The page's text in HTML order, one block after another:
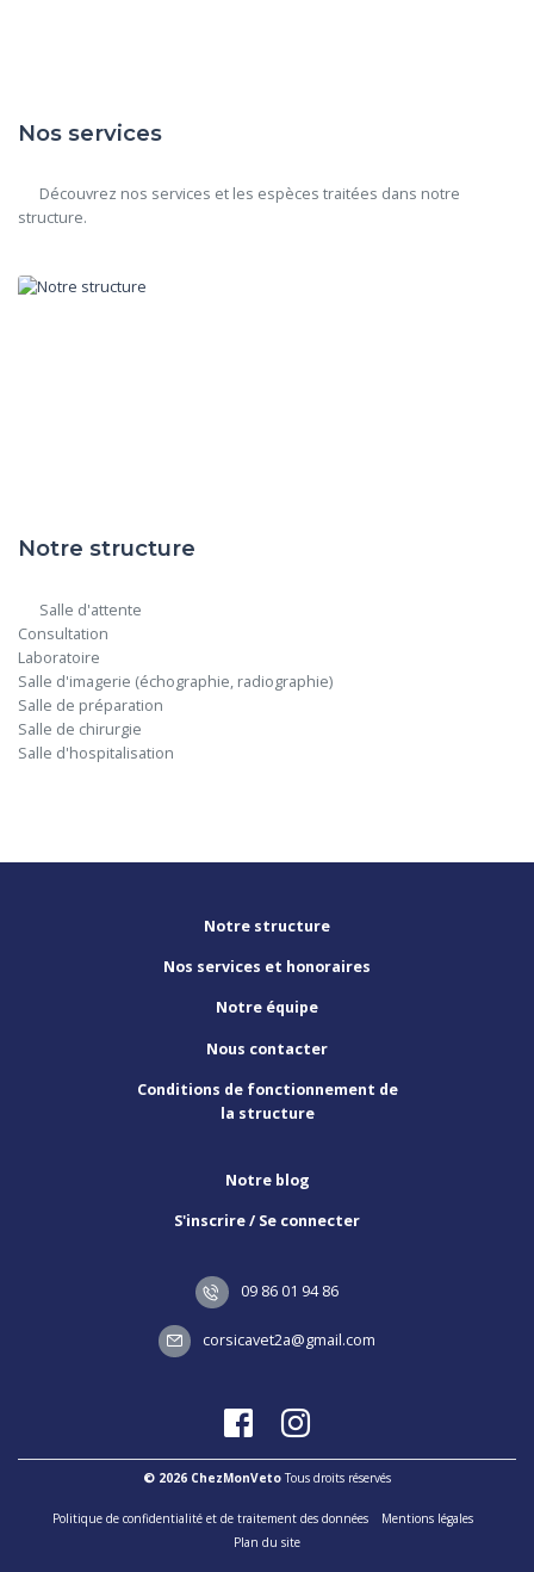
Nos services
structure.
Notre structure
Consultation
Laboratoire
Salle d'imagerie (échographie, radiographie)
Salle de préparation
Salle de chirurgie
Salle d'hospitalisation
Notre structure
Nos services et honoraires
Notre équipe
Nous contacter
Conditions de fonctionnement de
la structure
Notre blog
S'inscrire / Se connecter
09 86 01 94 86
corsicavet2a@gmail.com
© 2026 ChezMonVetoTous droits réservés
Politique de confidentialité et de traitement des données
Mentions légales
Plan du site